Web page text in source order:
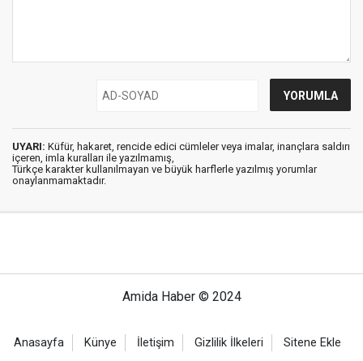
UYARI: Küfür, hakaret, rencide edici cümleler veya imalar, inançlara saldırı
içeren, imla kuralları ile yazılmamış,
Türkçe karakter kullanılmayan ve büyük harflerle yazılmış yorumlar
onaylanmamaktadır.
Amida Haber © 2024
Anasayfa Künye İletişim Gizlilik İlkeleri Sitene Ekle